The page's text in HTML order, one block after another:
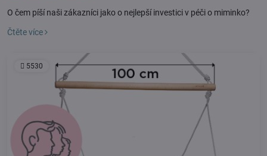
O čem píší naši zákazníci jako o nejlepší investici v péči o miminko?
Čtěte více
5530